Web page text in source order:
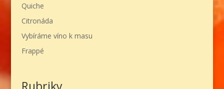
Quiche
Citronáda
Vybíráme víno k masu
Frappé